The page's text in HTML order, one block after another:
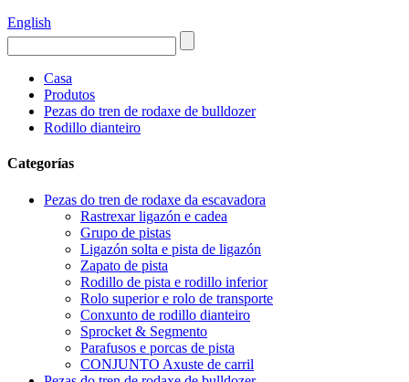
English
Casa
Produtos
Pezas do tren de rodaxe de bulldozer
Rodillo dianteiro
Categorías
Pezas do tren de rodaxe da escavadora
Rastrexar ligazón e cadea
Grupo de pistas
Ligazón solta e pista de ligazón
Zapato de pista
Rodillo de pista e rodillo inferior
Rolo superior e rolo de transporte
Conxunto de rodillo dianteiro
Sprocket & Segmento
Parafusos e porcas de pista
CONJUNTO Axuste de carril